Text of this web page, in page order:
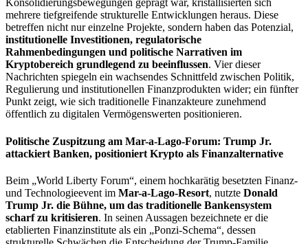
Konsolidierungsbewegungen geprägt war, kristallisierten sich
mehrere tiefgreifende strukturelle Entwicklungen heraus. Diese
betreffen nicht nur einzelne Projekte, sondern haben das Potenzial,
institutionelle Investitionen, regulatorische
Rahmenbedingungen und politische Narrativen im
Kryptobereich grundlegend zu beeinflussen. Vier dieser
Nachrichten spiegeln ein wachsendes Schnittfeld zwischen Politik,
Regulierung und institutionellen Finanzprodukten wider; ein fünfter
Punkt zeigt, wie sich traditionelle Finanzakteure zunehmend
öffentlich zu digitalen Vermögenswerten positionieren.
Politische Zuspitzung am Mar-a-Lago-Forum: Trump Jr.
attackiert Banken, positioniert Krypto als Finanzalternative
Beim „World Liberty Forum“, einem hochkarätig besetzten Finanz-
und Technologieevent im Mar-a-Lago-Resort, nutzte Donald
Trump Jr. die Bühne, um das traditionelle Bankensystem
scharf zu kritisieren. In seinen Aussagen bezeichnete er die
etablierten Finanzinstitute als ein „Ponzi-Schema“, dessen